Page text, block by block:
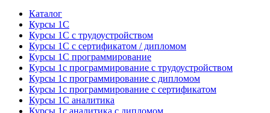
Каталог
Курсы 1С
Курсы 1С с трудоустройством
Курсы 1С с сертификатом / дипломом
Курсы 1С программирование
Курсы 1с программирование с трудоустройством
Курсы 1с программирование с дипломом
Курсы 1с программирование с сертификатом
Курсы 1С аналитика
Курсы 1с аналитика с дипломом